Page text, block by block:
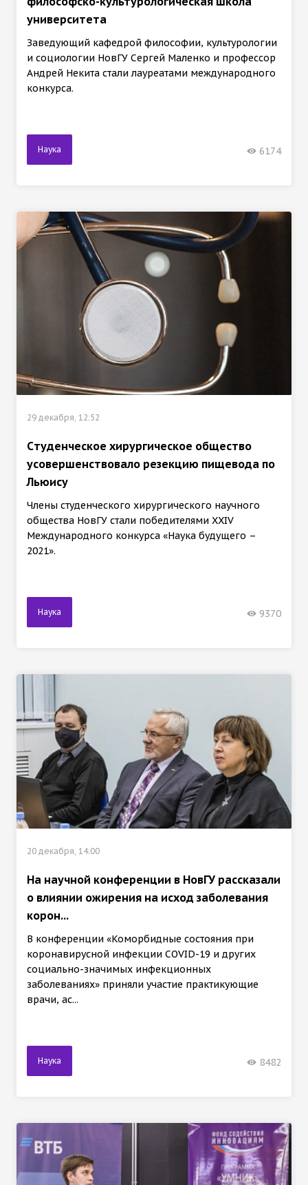
университета
Заведующий кафедрой философии, культурологии
и социологии НовГУ Сергей Маленко и профессор
Андрей Некита стали лауреатами международного
конкурса.
Наука 6174
29 декабря, 12:52
Cтуденческое хирургическое общество
усовершенствовало резекцию пищевода по
Льюису
Члены студенческого хирургического научного
общества НовГУ стали победителями XXIV
Международного конкурса «Наука будущего –
2021».
Наука 9370
20 декабря, 14:00
На научной конференции в НовГУ рассказали
о влиянии ожирения на исход заболевания
корон...
В конференции «Коморбидные состояния при
коронавирусной инфекции COVID-19 и других
социально-значимых инфекционных
заболеваниях» приняли участие практикующие
врачи, ас...
Наука 8482